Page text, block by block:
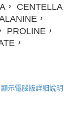
， CENTELLA
，
PROLINE，
，
顯示電腦版詳細說明